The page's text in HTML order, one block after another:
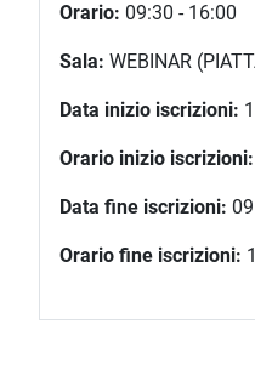
Orario: 09:30 - 16:00
Sala: WEBINAR
Data inizio iscrizioni:
Orario inizio iscrizioni:
Data fine iscrizioni:
Orario fine iscrizioni: